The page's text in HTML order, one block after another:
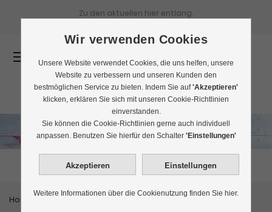
Zu den aktuellen hier entlang.
English Breakfast
Home English Breakfast
Wir verwenden Cookies
Unsere Website verwendet Cookies, die uns helfen, unsere
Website zu verbessern und unseren Kunden den
bestmöglichen Service zu bieten. Indem Sie auf'Akzeptieren'
klicken, erklären Sie sich mit unseren Cookie-Richtlinien
einverstanden.
Sie können die Cookie-Richtlinien gerne auch individuell
anpassen. Benutzen Sie hierfür den Schalter 'Einstellungen'
Weitere Informationen über die Cookienutzung finden Sie hier.